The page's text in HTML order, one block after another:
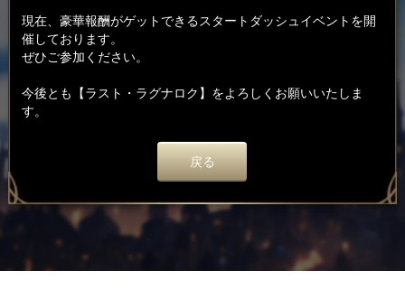
現在、豪華報酬がゲットできるスタートダッシュイベントを開
催しております。
ぜひご参加ください。
今後とも【ラスト・ラグナロク】をよろしくお願いいたしま
す。
戻る